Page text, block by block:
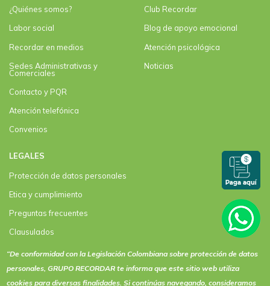
“De conformidad con la Legislación Colombiana sobre protección de datos
personales, GRUPO RECORDAR te informa que este sitio web utiliza
cookies para diversas finalidades. Si continúas navegando, consideramos
¿Quiénes somos?
Labor social
Recordar en medios
Sedes Administrativas y
Comerciales
Contacto y PQR
Atención telefónica
Convenios
Club Recordar
Blog de apoyo emocional
Atención psicológica
Noticias
LEGALES
Protección de datos personales
Etica y cumplimiento
Preguntas frecuentes
Clausulados
Clausulado Paquete plus
Términos y condiciones de actividades y eventos